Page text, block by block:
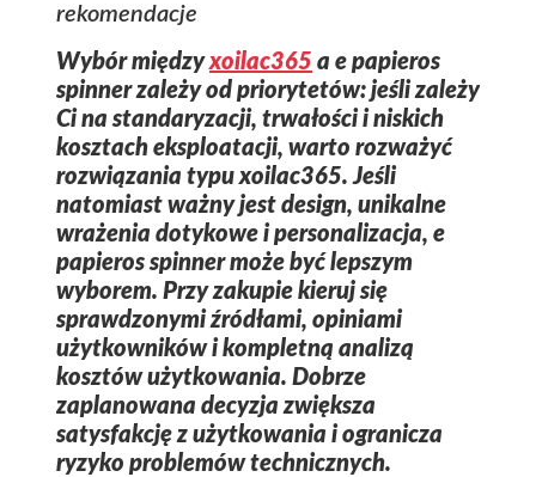
rekomendacje
Wybór międzyxoilac365 a e papieros
spinnerzależy od priorytetów: jeśli zależy
Ci na standaryzacji, trwałości i niskich
kosztach eksploatacji, warto rozważyć
rozwiązania typu xoilac365. Jeśli
natomiast ważny jest design, unikalne
wrażenia dotykowe i personalizacja, e
papieros spinnermoże być lepszym
wyborem. Przy zakupie kieruj się
sprawdzonymi źródłami, opiniami
użytkowników i kompletną analizą
kosztów użytkowania. Dobrze
zaplanowana decyzja zwiększa
satysfakcję z użytkowania i ogranicza
ryzyko problemów technicznych.